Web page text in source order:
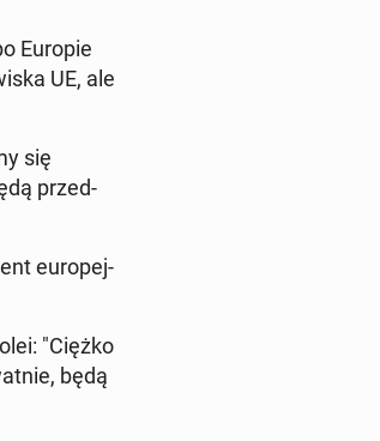
Europie
UE, ale
się
przed­
eu­ro­pej­
"Ciężko
będą